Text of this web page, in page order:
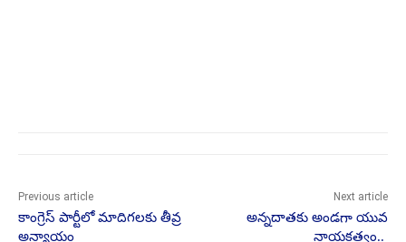
Previous article
కాంగ్రెస్ పార్టీలో మాదిగలకు తీవ్ర
అన్యాయం
Next article
అన్నదాతకు అండగా యువ
నాయకత్వం..